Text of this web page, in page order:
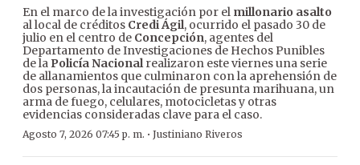
En el marco de la investigación por el millonario asalto
al local de créditos Credi Ágil, ocurrido el pasado 30 de
julio en el centro de Concepción, agentes del
Departamento de Investigaciones de Hechos Punibles
de la Policía Nacionalrealizaron este viernes una serie
de allanamientos que culminaron con la aprehensión de
dos personas, la incautación de presunta marihuana, un
arma de fuego, celulares, motocicletas y otras
evidencias consideradas clave para el caso.
Agosto 7, 2026 07:45 p. m. · Justiniano Riveros